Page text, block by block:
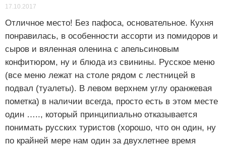
17.10.2017
Отличное место! Без пафоса, основательное. Кухня
понравилась, в особенности ассорти из помидоров и
сыров и вяленная оленина с апельсиновым
конфитюром, ну и блюда из свинины. Русское меню
(все меню лежат на столе рядом с лестницей в
подвал (туалеты). В левом верхнем углу оранжевая
пометка) в наличии всегда, просто есть в этом месте
один ….., который принципиально отказывается
понимать русских туристов (хорошо, что он один, ну
по крайней мере нам один за двухлетнее время